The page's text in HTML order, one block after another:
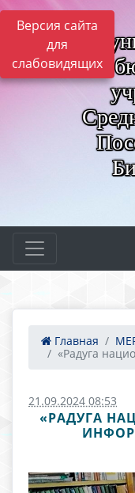
Версия сайта
для
слабовидящих
Главная
«Радуга
21.09.2024 08:53
«РАДУГА